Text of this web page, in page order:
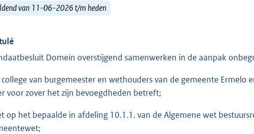
van 11-06-2026 t/m heden
Domein overstijgend samenwerken in de aanpak
van burgemeester en wethouders van de gemeente Ermelo
voor zover het zijn bevoegdheden betreft;
op het bepaalde in afdeling 10.1.1. van de Algemene wet